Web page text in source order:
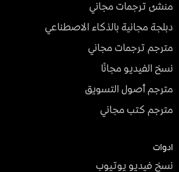
منشئ ترجمات مجاني
دبلجة مجانية بالذكاء الاصطناعي
مترجم ترجمات مجاني
نسخ الفيديو مجانًا
مترجم أصول التسويق
مترجم كتب مجاني
ادوات
نسخ فيديو يوتيوب